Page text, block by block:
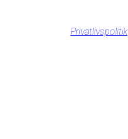
Privatlivspolitik